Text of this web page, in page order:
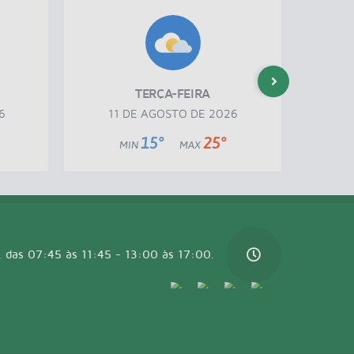
TERÇA-FEIRA
11 DE AGOSTO DE 2026
MIN 15° MAX 25°
das 07:45 às 11:45 - 13:00 às 17:00.